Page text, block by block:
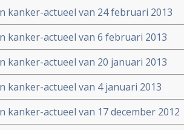
kanker-actueel van 24 februari 2013
kanker-actueel van 6 februari 2013
kanker-actueel van 20 januari 2013
kanker-actueel van 4 januari 2013
kanker-actueel van 17 december 2012